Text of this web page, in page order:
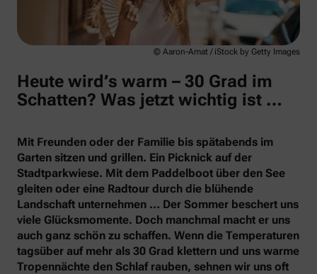
© Aaron-Amat / iStock by Getty Images
Heute wird’s warm – 30 Grad im
Schatten? Was jetzt wichtig ist …
Mit Freunden oder der Familie bis spätabends im
Garten sitzen und grillen. Ein Picknick auf der
Stadtparkwiese. Mit dem Paddelboot über den See
gleiten oder eine Radtour durch die blühende
Landschaft unternehmen … Der Sommer beschert uns
viele Glücksmomente. Doch manchmal macht er uns
auch ganz schön zu schaffen. Wenn die Temperaturen
tagsüber auf mehr als 30 Grad klettern und uns warme
Tropennächte den Schlaf rauben, sehnen wir uns oft